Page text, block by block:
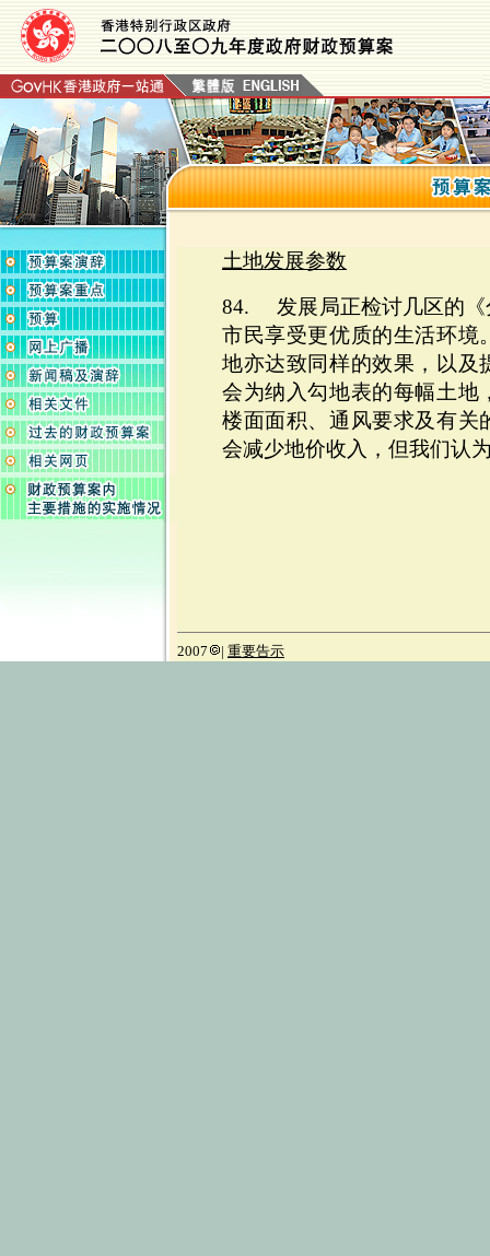
土地发展参数
84. 发展局正检讨几区的《
市民享受更优质的生活环境
地亦达致同样的效果，以及
会为纳入勾地表的每幅土地
楼面面积、通风要求及有关
会减少地价收入，但我们认
2007 | 重要告示